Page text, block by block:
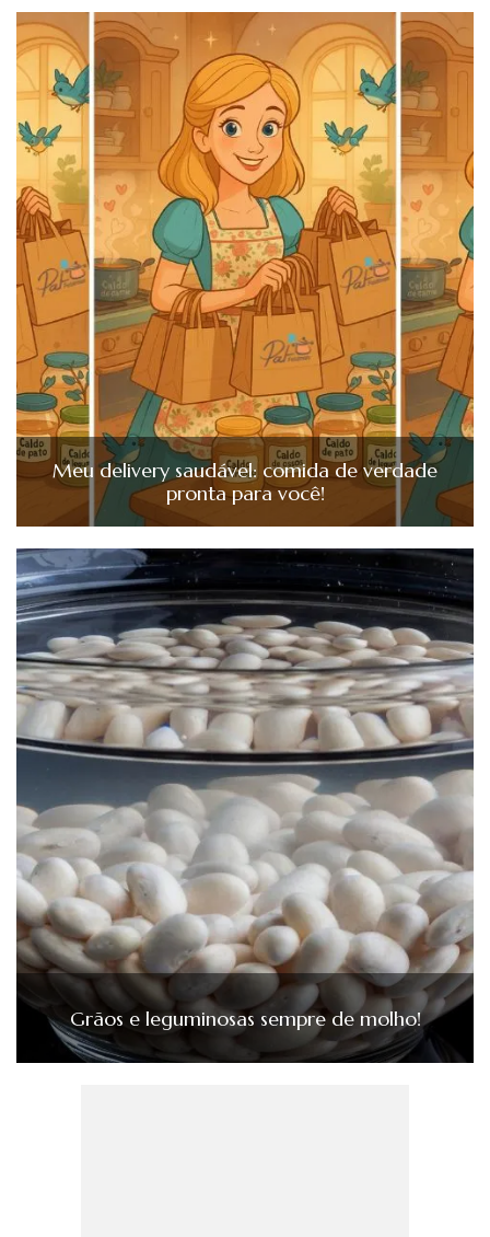
Meu delivery saudável: comida de verdade
pronta para você!
Grãos e leguminosas sempre de molho!